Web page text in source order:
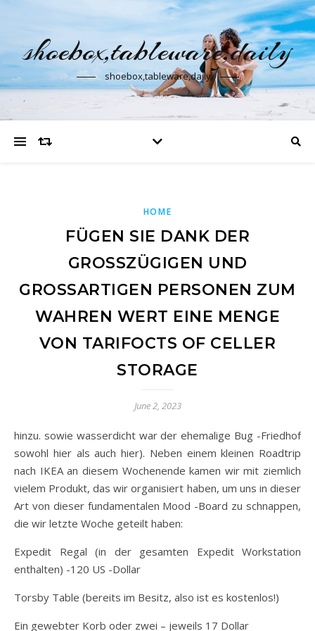
shoebox,tableware,daily
shoebox,tableware,daily
HOME
FÜGEN SIE DANK DER
GROSSZÜGIGEN UND G
ROSSARTIGEN PERSONEN ZUM WA
HREN WERT EINE MENGE VO
N TARIFOCTS OF CELLER ST
ORAGE
June 2, 2023
hinzu. sowie wasserdicht war der ehemalige Bug -Friedhof
sowohl hier als auch hier). Neben einem kleinen Roadtrip
nach IKEA an diesem Wochenende kamen wir mit ziemlich
vielem Produkt, das wir organisiert haben, um uns in dieser
Art von dieser fundamentalen Mood -Board zu schnappen,
die wir letzte Woche geteilt haben:
Expedit Regal (in der gesamten Expedit Workstation
enthalten) -120 US -Dollar
Torsby Table (bereits im Besitz, also ist es kostenlos!)
Ein gewebter Korb oder zwei – jeweils 17 Dollar